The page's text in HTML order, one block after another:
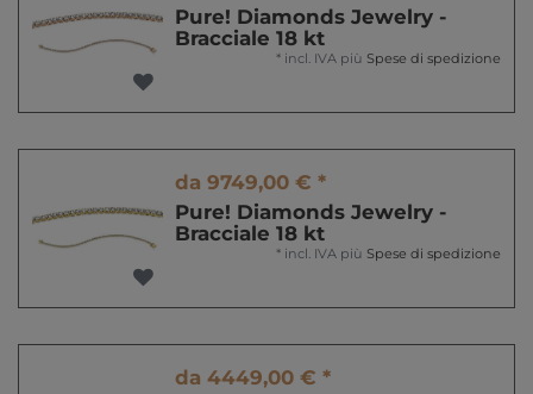
Pure! Diamonds Jewelry -
Bracciale 18 kt
* incl. IVA più Spese di spedizione
da 9749,00 € *
Pure! Diamonds Jewelry -
Bracciale 18 kt
* incl. IVA più Spese di spedizione
da 4449,00 € *